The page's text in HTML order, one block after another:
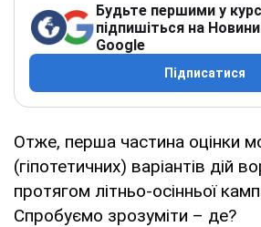
Будьте першими у
підпишіться на
Google
Підписатися
Отже, перша частина оцінки
(гіпотетичних) варіантів дій
протягом літньо-осінньої
Спробуємо зрозуміти – де?